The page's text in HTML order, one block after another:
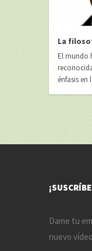
La
El mundo
énfasis
Dame tu
nuevo